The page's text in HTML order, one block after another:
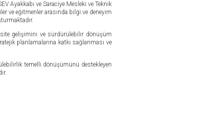
Ayakkabı ve Saraciye Mesleki ve Teknik
ve eğitmenler arasında bilgi ve deneyim
gelişimini ve sürdürülebilir dönüşüm
planlamalarına katkı sağlanması ve
temelli dönüşümünü destekleyen